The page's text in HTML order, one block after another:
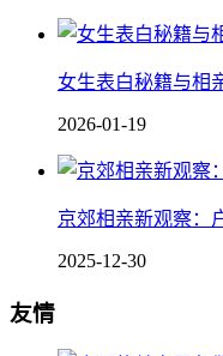
女生表白秘籍与相
2026-01-19
京郊相亲新观察：
2025-12-30
友情